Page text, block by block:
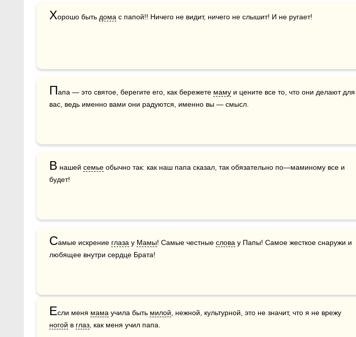
Хорошо быть дома с папой!! Ничего не видит, ничего не слышит! И не ругает!
Папа — это святое, берегите его, как бережете маму и цените все то, что они делают для
вас, ведь именно вами они радуются, именно вы — смысл.
В нашей семье обычно так: как наш папа сказал, так обязательно по—маминому все и
будет!
Самые искрение глаза у Мамы! Самые честные слова у Папы! Самое жесткое снаружи и
любящее внутри сердце Брата!
Если меня мама учила быть милой
ногой в глаз , как меня учил папа.